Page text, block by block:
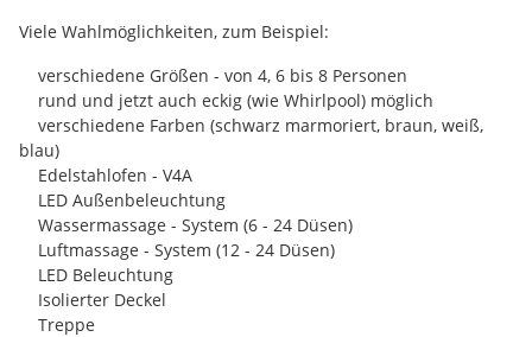
Viele Wahlmöglichkeiten, zum Beispiel:
verschiedene Größen - von 4, 6 bis 8 Personen
rund und jetzt auch eckig (wie Whirlpool) möglich
verschiedene Farben (schwarz marmoriert, braun, weiß,
blau)
Edelstahlofen - V4A
LED Außenbeleuchtung
Wassermassage - System (6 - 24 Düsen)
Luftmassage - System (12 - 24 Düsen)
LED Beleuchtung
Isolierter Deckel
Treppe